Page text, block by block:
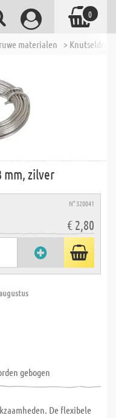
materialen >
mm, zilver
N° 320041
€ 2,80
gebogen
De flexibele
0